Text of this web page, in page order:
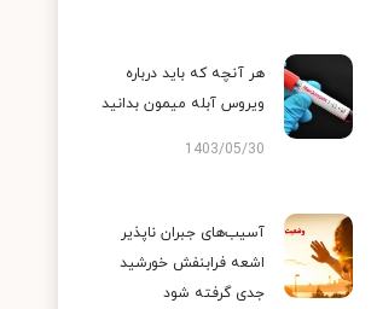
هر آنچه که باید درباره
ویروس آبله میمون بدانید
1403/05/30
آسیب‌های جبران ناپذیر
اشعه فرابنفش خورشید
جدی گرفته شود